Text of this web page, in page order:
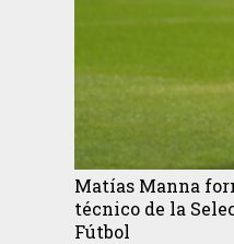
Matías Manna
técnico de la
Fútbol